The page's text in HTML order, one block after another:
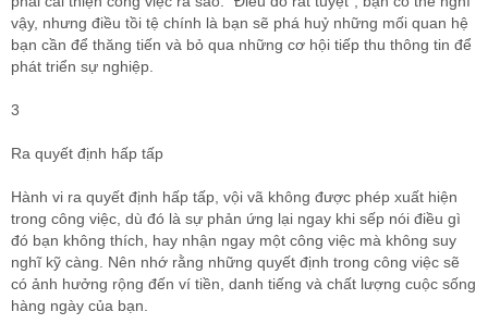
vậy, nhưng điều tồi tệ chính là bạn sẽ phá huỷ những mối quan hệ
bạn cần để thăng tiến và bỏ qua những cơ hội tiếp thu thông tin để
phát triển sự nghiệp.
3
Ra quyết định hấp tấp
Hành vi ra quyết định hấp tấp, vội vã không được phép xuất hiện
trong công việc, dù đó là sự phản ứng lại ngay khi sếp nói điều gì
đó bạn không thích, hay nhận ngay một công việc mà không suy
nghĩ kỹ càng. Nên nhớ rằng những quyết định trong công việc sẽ
có ảnh hưởng rộng đến ví tiền, danh tiếng và chất lượng cuộc sống
hàng ngày của bạn.